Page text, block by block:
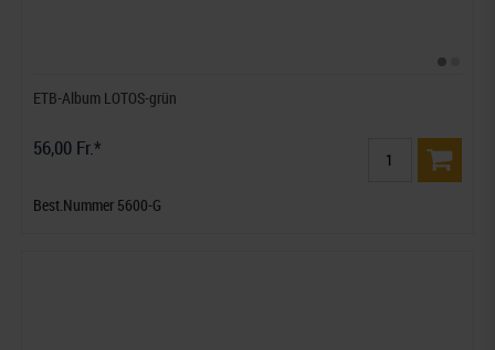
ETB-Album LOTOS-grün
56,00 Fr.*
Best.Nummer 5600-G